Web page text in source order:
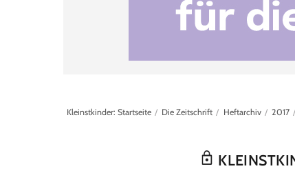
Kleinstkinder: Startseite Die Zeitschrift Heftarchiv 2017